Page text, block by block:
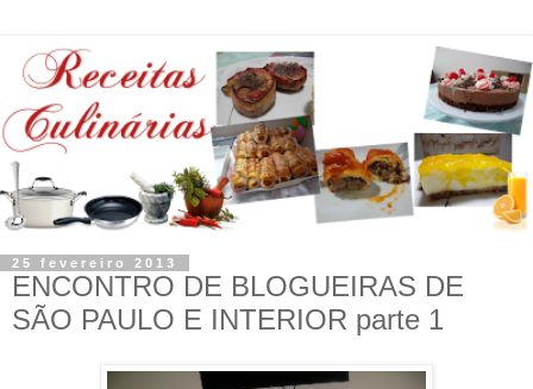
25 fevereiro 2013
ENCONTRO DE BLOGUEIRAS DE
SÃO PAULO E INTERIOR parte 1